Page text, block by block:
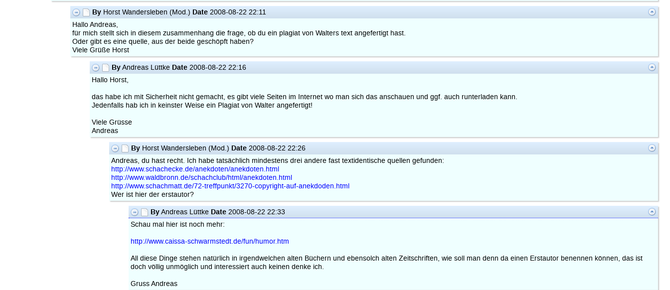
By Horst Wandersleben (Mod.) Date 2008-08-22 22:11
Hallo Andreas,
für mich stellt sich in diesem zusammenhang die frage, ob du ein plagiat von Walters text angefertigt hast.
Oder gibt es eine quelle, aus der beide geschöpft haben?
Viele Grüße Horst
ByAndreas Lüttke Date2008-08-22 22:16
Hallo Horst,
das habe ich mit Sicherheit nicht gemacht, es gibt viele Seiten im Internet wo man sich das anschauen und ggf. auch runterladen kann.
Jedenfalls hab ich in keinster Weise ein Plagiat von Walter angefertigt!
Viele Grüsse
Andreas
ByHorst Wandersleben (Mod.) Date2008-08-22 22:26
Andreas, du hast recht. Ich habe tatsächlich mindestens drei andere fast textidentische quellen gefunden:
http://www.schachecke.de/anekdoten/anekdoten.html
http://www.waldbronn.de/schachclub/html/anekdoten.html
http://www.schachmatt.de/72-treffpunkt/3270-copyright-auf-anekdoden.html
Wer ist hier der erstautor?
ByAndreas Lüttke Date2008-08-22 22:33
Schau mal hier ist noch mehr:
http://www.caissa-schwarmstedt.de/fun/humor.htm
All diese Dinge stehen natürlich in irgendwelchen alten Büchern und ebensolch alten Zeitschriften, wie soll man denn da einen Erstautor benennen können, das ist
doch völlig unmöglich und interessiert auch keinen denke ich.
Gruss Andreas